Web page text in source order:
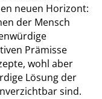
neuen Horizont:
der Mensch
Prämisse
wohl aber
Lösung der
sind.